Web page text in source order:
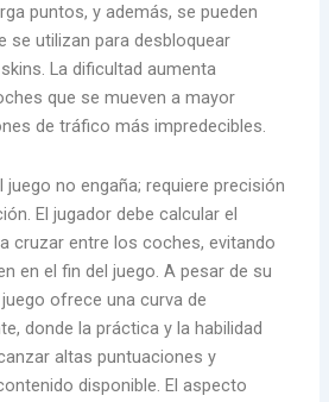
puntos, y además, se pueden
se utilizan para desbloquear
La dificultad aumenta
que se mueven a mayor
de tráfico más impredecibles.
juego no engaña; requiere precisión
El jugador debe calcular el
cruzar entre los coches, evitando
en el fin del juego. A pesar de su
ofrece una curva de
donde la práctica y la habilidad
altas puntuaciones y
disponible. El aspecto